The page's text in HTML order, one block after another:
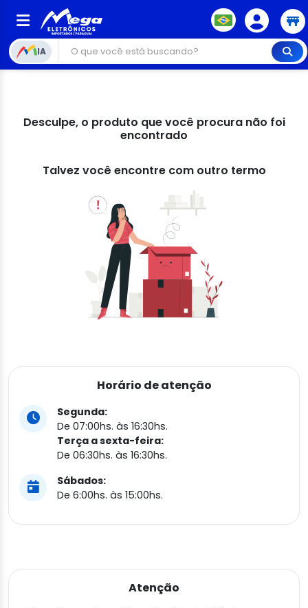
IA
Desculpe, o produto que você procura não foi
encontrado
Talvez você encontre com outro termo
Horário de atenção
Segunda:
De 07:00hs. às 16:30hs.
Terça a sexta-feira:
De 06:30hs. às 16:30hs.
Sábados:
De 6:00hs. às 15:00hs.
Atenção